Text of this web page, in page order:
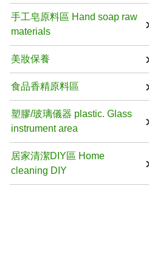
手工皂原料區 Hand soap raw
materials
美妝保養
食品香精原料區
塑膠/玻璃儀器 plastic. Glass
instrument area
居家清潔DIY區 Home
cleaning DIY